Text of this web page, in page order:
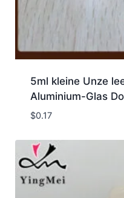
5ml kleine Unze
Aluminium-Glas
$0.17